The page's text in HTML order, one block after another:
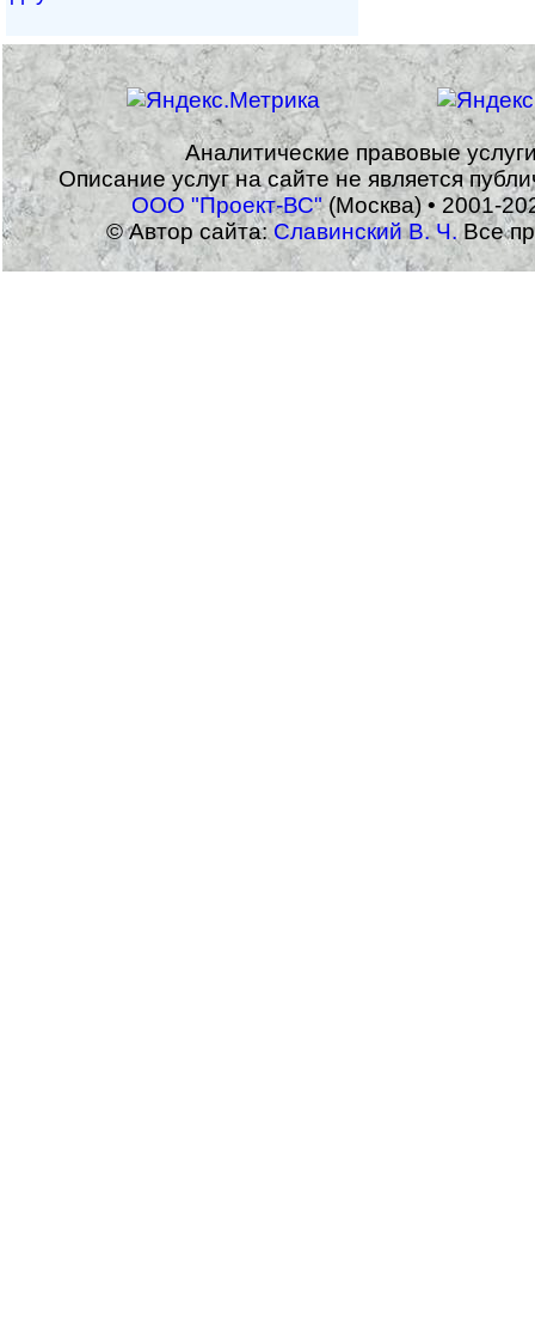
Аналитические правовые
Описание услуг на сайте не является
ООО "Проект-ВС"(Москва) • 2001-
© Автор сайта:Славинский В. Ч.Все